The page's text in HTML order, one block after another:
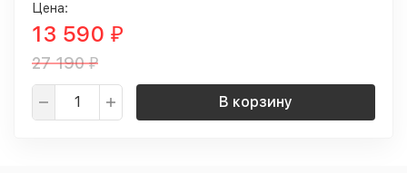
Цена:
13 590 ₽
27 190₽
В корзину